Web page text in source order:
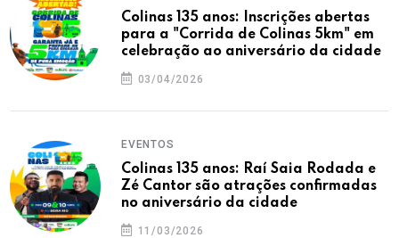
Colinas 135 anos: Inscrições abertas
para a "Corrida de Colinas 5km" em
celebração ao aniversário da cidade
03/04/2026
EVENTOS
Colinas 135 anos: Raí Saia Rodada e
Zé Cantor são atrações confirmadas
no aniversário da cidade
11/03/2026